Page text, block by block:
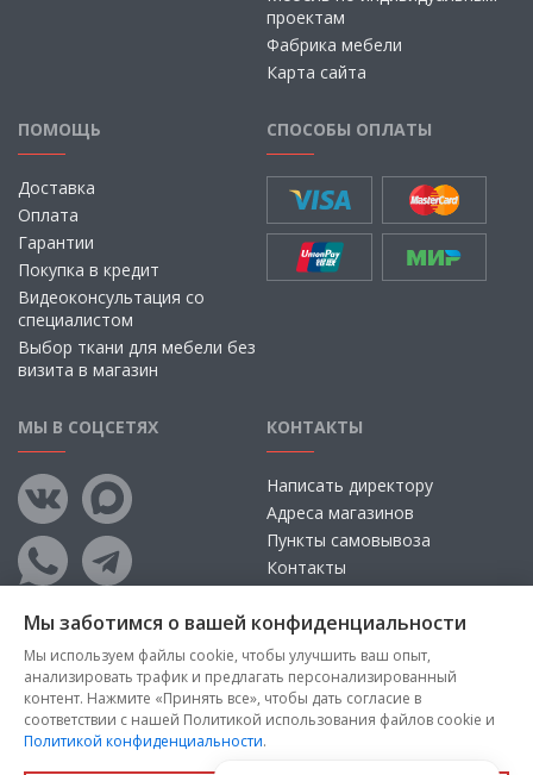
проектам
Фабрика мебели
Карта сайта
ПОМОЩЬ
Доставка
Оплата
Гарантии
Покупка в кредит
Видеоконсультация со
специалистом
Выбор ткани для мебели без
визита в магазин
СПОСОБЫ ОПЛАТЫ
МЫ В СОЦСЕТЯХ КОНТАКТЫ
Написать директору
Адреса магазинов
Пункты самовывоза
Контакты
Copyright © 2026, ООО «100 Диванов» — Все права защищены
Мы заботимся о вашей конфиденциальности
Мы используем файлы cookie, чтобы улучшить ваш опыт,
анализировать трафик и предлагать персонализированный
контент. Нажмите «Принять все», чтобы дать согласие в
соответствии с нашей Политикой использования файлов cookie и
Политикой конфиденциальности.